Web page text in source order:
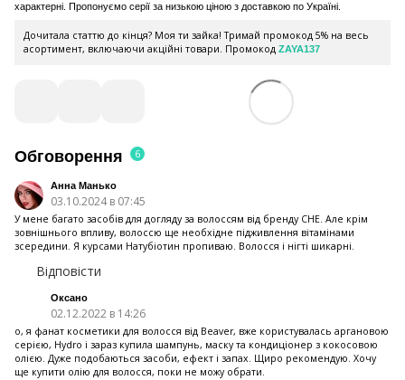
характерні. Пропонуємо серії за низькою ціною з доставкою по Україні.
Дочитала статтю до кінця? Моя ти зайка! Тримай промокод 5% на весь
асортимент, включаючи акційні товари. Промокод ZAYA137
Обговорення 6
Анна Манько
03.10.2024 в 07:45
У мене багато засобів для догляду за волоссям від бренду CHE. Але крім
зовнішнього впливу, волоссю ще необхідне підживлення вітамінами
зсередини. Я курсами Натубіотин пропиваю. Волосся і нігті шикарні.
Відповісти
Оксано
02.12.2022 в 14:26
о, я фанат косметики для волосся від Beaver, вже користувалась аргановою
серією, Hydro і зараз купила шампунь, маску та кондиціонер з кокосовою
олією. Дуже подобаються засоби, ефект і запах. Щиро рекомендую. Хочу
ще купити олію для волосся, поки не можу обрати.